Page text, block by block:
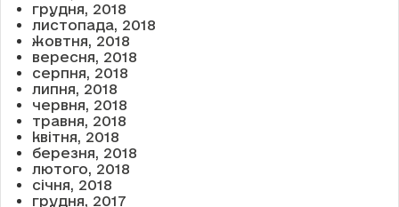
грудня, 2018
листопада, 2018
жовтня, 2018
вересня, 2018
серпня, 2018
липня, 2018
червня, 2018
травня, 2018
квітня, 2018
березня, 2018
лютого, 2018
січня, 2018
грудня, 2017